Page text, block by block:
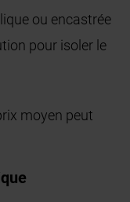
ou encastrée
pour isoler le
moyen peut